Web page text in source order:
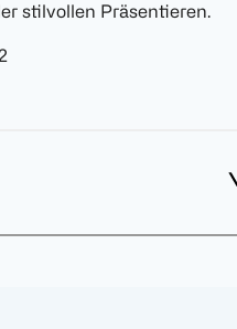
stilvollen Präsentieren.